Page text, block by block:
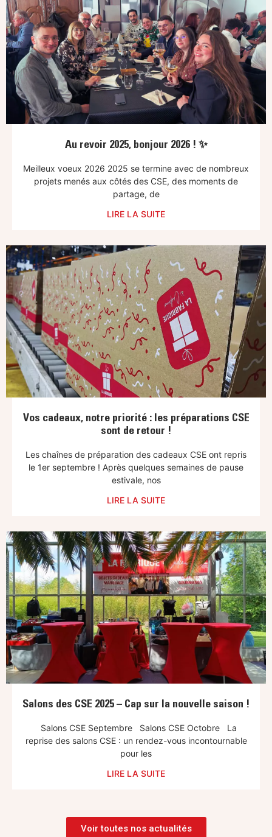
Au revoir 2025, bonjour 2026 ! ✨
Meilleux voeux 2026 2025 se termine avec de nombreux
projets menés aux côtés des CSE, des moments de
partage, de
LIRE LA SUITE
Vos cadeaux, notre priorité : les préparations CSE
sont de retour !
Les chaînes de préparation des cadeaux CSE ont repris
le 1er septembre ! Après quelques semaines de pause
estivale, nos
LIRE LA SUITE
Salons des CSE 2025 – Cap sur la nouvelle saison !
Salons CSE Septembre Salons CSE Octobre La
reprise des salons CSE : un rendez-vous incontournable
pour les
LIRE LA SUITE
Voir toutes nos actualités